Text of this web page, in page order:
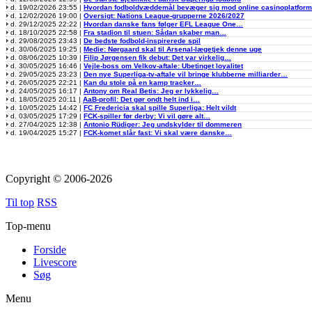
d. 19/02/2026 23:55 | Hvordan fodboldvæddemål bevæger sig mod online
d. 12/02/2026 19:00 | Oversigt: Nations League-grupperne 2026/2027
d. 29/12/2025 22:22 | Hvordan danske fans følger EFL League One…
d. 18/10/2025 22:58 | Fra stadion til stuen: Sådan skaber man…
d. 29/08/2025 23:43 | De bedste fodbold-inspirerede spil
d. 30/06/2025 19:25 | Medie: Nørgaard skal til Arsenal-lægetjek denne uge
d. 08/06/2025 10:39 | Filip Jørgensen fik debut: Det var virkelig…
d. 30/05/2025 16:46 | Vejle-boss om Velkov-aftale: Ubetinget loyalitet
d. 29/05/2025 23:23 | Den nye Superliga-tv-aftale vil bringe klubberne milliarder…
d. 26/05/2025 22:21 | Kan du stole på en kamp tracker…
d. 24/05/2025 16:17 | Antony om Real Betis: Jeg er lykkelig…
d. 18/05/2025 20:11 | AaB-profil: Det gør ondt helt ind i…
d. 10/05/2025 14:42 | FC Fredericia skal spille Superliga: Helt vildt
d. 03/05/2025 17:29 | FCK-spiller før derby: Vi vil gøre alt…
d. 27/04/2025 12:38 | Antonio Rüdiger: Jeg undskylder til dommeren
d. 19/04/2025 15:27 | FCK-komet slår fast: Vi skal være danske…
Copyright © 2006-2026
Til top RSS
Top-menu
Forside
Livescore
Søg
Menu